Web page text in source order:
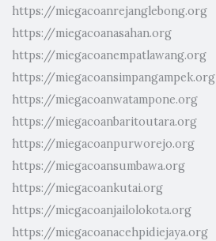
https://miegacoanrejanglebong.org
https://miegacoanasahan.org
https://miegacoanempatlawang.org
https://miegacoansimpangampek.org
https://miegacoanwatampone.org
https://miegacoanbaritoutara.org
https://miegacoanpurworejo.org
https://miegacoansumbawa.org
https://miegacoankutai.org
https://miegacoanjailolokota.org
https://miegacoanacehpidiejaya.org